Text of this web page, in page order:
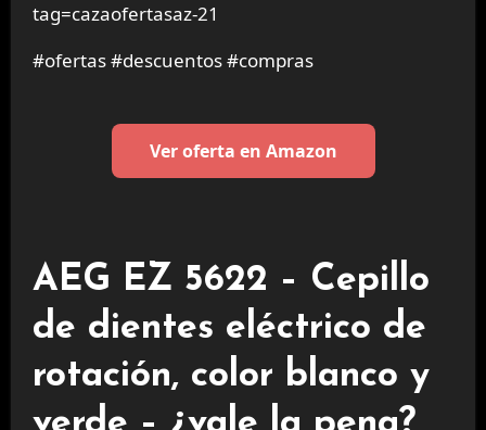
tag=cazaofertasaz-21
#ofertas #descuentos #compras
Ver oferta en Amazon
AEG EZ 5622 – Cepillo
de dientes eléctrico de
rotación, color blanco y